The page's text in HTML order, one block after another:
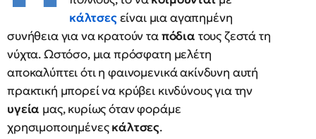
κάλτσεςείναι μια αγαπημένη
συνήθεια για να κρατούν ταπόδια τους ζεστά τη
νύχτα. Ωστόσο, μια πρόσφατη μελέτη
αποκαλύπτει ότι η φαινομενικά ακίνδυνη αυτή
πρακτική μπορεί να κρύβει κινδύνους για την
υγεία μας, κυρίως όταν φοράμε
χρησιμοποιημένεςκάλτσες.